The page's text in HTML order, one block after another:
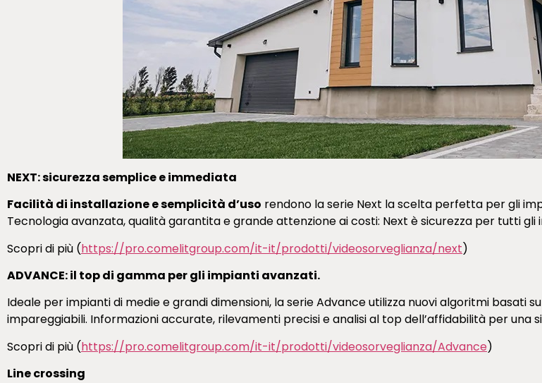
NEXT: sicurezza semplice e immediata
Facilità di installazione e semplicità d’uso rendono la serie Next la scelta perfetta per gli
Tecnologia avanzata, qualità garantita e grande attenzione ai costi: Next è sicurezza per tutti gli
Scopri di più (https://pro.comelitgroup.com/it-it/prodotti/videosorveglianza/next)
ADVANCE: il top di gamma per gli impianti avanzati.
Ideale per impianti di medie e grandi dimensioni, la serie Advance utilizza nuovi algoritmi basati su
impareggiabili. Informazioni accurate, rilevamenti precisi e analisi al top dell’affidabilità per una
Scopri di più (https://pro.comelitgroup.com/it-it/prodotti/videosorveglianza/Advance)
Line crossing